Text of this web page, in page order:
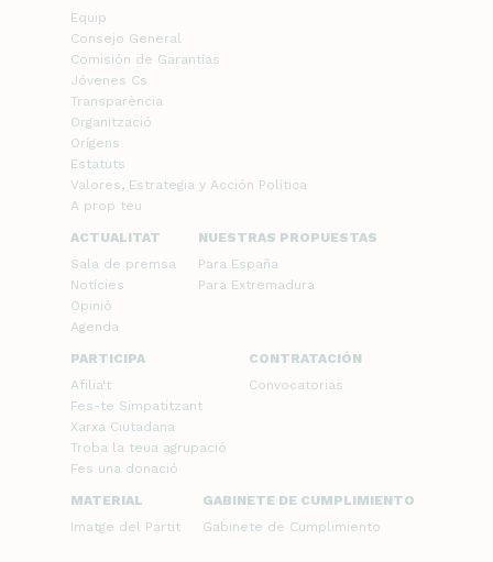
Equip
Consejo General
Comisión de Garantías
Jóvenes Cs
Transparència
Organització
Orígens
Estatuts
Valores, Estrategia y Acción Política
A prop teu
ACTUALITAT
Sala de premsa
Notícies
Opinió
Agenda
NUESTRAS PROPUESTAS
Para España
Para Extremadura
PARTICIPA
Afilia't
Fes-te Simpatitzant
Xarxa Ciutadana
Troba la teua agrupació
Fes una donació
CONTRATACIÓN
Convocatorias
MATERIAL
Imatge del Partit
GABINETE DE CUMPLIMIENTO
Gabinete de Cumplimiento